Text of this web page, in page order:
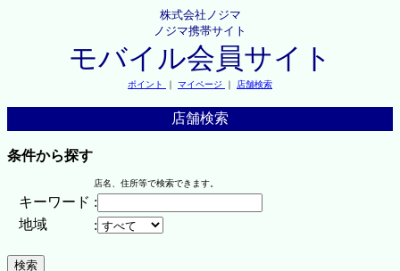
株式会社ノジマ
ノジマ携帯サイト
モバイル会員サイト
ポイント ｜ マイページ ｜ 店舗検索
店舗検索
条件から探す
店名、住所等で検索できます。
キーワード :
地域
: